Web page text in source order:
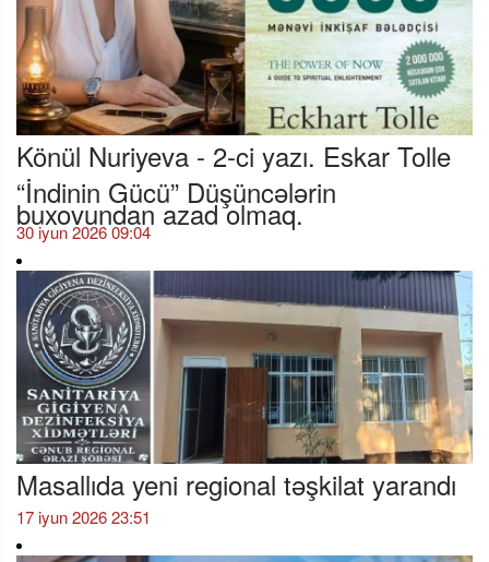
Könül Nuriyeva - 2-ci yazı. Eskar Tolle
“İndinin Gücü” Düşüncələrin
buxovundan azad olmaq.
30 iyun 2026 09:04
Masallıda yeni regional təşkilat yarandı
17 iyun 2026 23:51